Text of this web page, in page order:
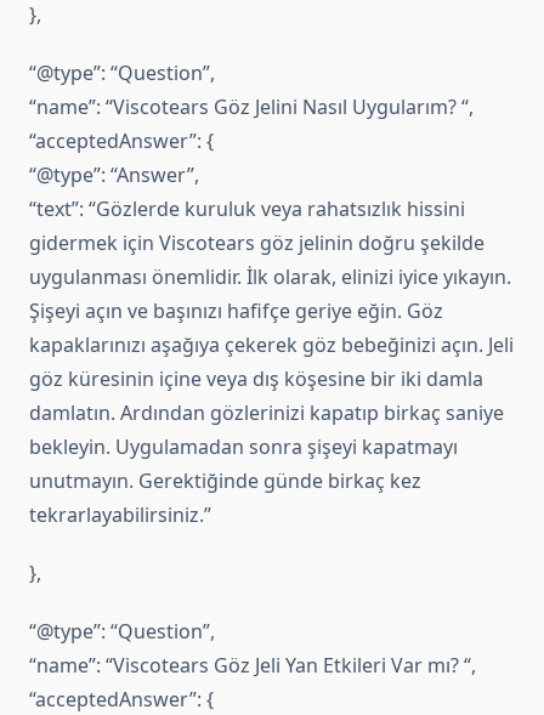
},
“@type”: “Question”,
“name”: “Viscotears Göz Jelini Nasıl Uygularım? “,
“acceptedAnswer”: {
“@type”: “Answer”,
“text”: “Gözlerde kuruluk veya rahatsızlık hissini
gidermek için Viscotears göz jelinin doğru şekilde
uygulanması önemlidir. İlk olarak, elinizi iyice yıkayın.
Şişeyi açın ve başınızı hafifçe geriye eğin. Göz
kapaklarınızı aşağıya çekerek göz bebeğinizi açın. Jeli
göz küresinin içine veya dış köşesine bir iki damla
damlatın. Ardından gözlerinizi kapatıp birkaç saniye
bekleyin. Uygulamadan sonra şişeyi kapatmayı
unutmayın. Gerektiğinde günde birkaç kez
tekrarlayabilirsiniz.”
},
“@type”: “Question”,
“name”: “Viscotears Göz Jeli Yan Etkileri Var mı? “,
“acceptedAnswer”: {